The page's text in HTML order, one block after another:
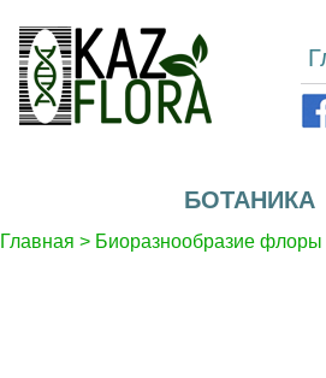
БОТАНИКА
Главная > Биоразнообразие флоры